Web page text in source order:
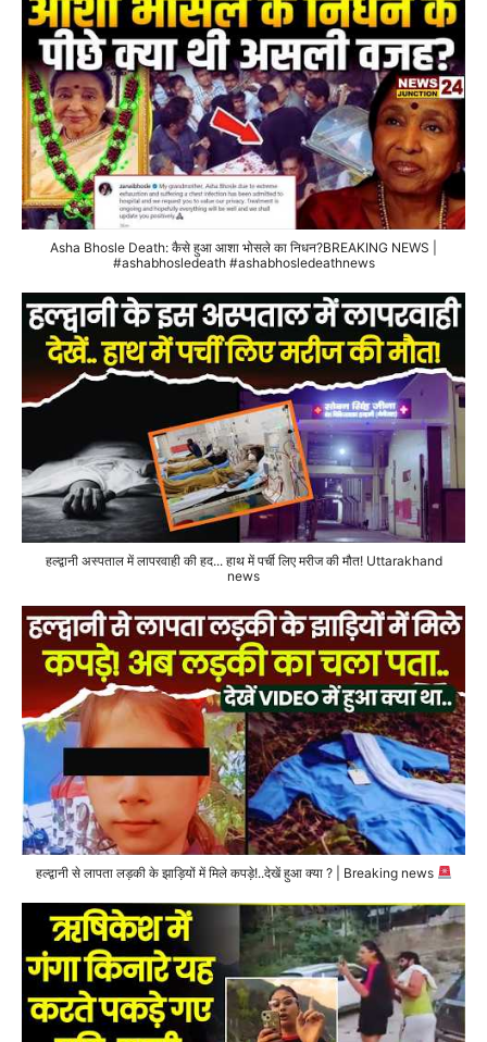
Asha Bhosle Death: कैसे हुआ आशा भोसले का निधन?BREAKING NEWS |
#ashabhosledeath #ashabhosledeathnews
हल्द्वानी अस्पताल में लापरवाही की हद... हाथ में पर्ची लिए मरीज की मौत! Uttarakhand
news
हल्द्वानी से लापता लड़की के झाड़ियों में मिले कपड़े!..देखें हुआ क्या ? | Breaking news